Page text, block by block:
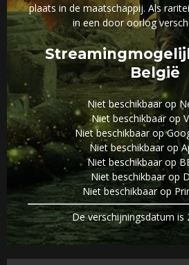
plaats in de maatschappij. Als
in een door oorlog
België
Niet beschikbaar op
Niet beschikbaar op
Niet beschikbaar op
Niet beschikbaar op
Niet beschikbaar op
Niet beschikbaar op
Niet beschikbaar op
De verschijningsdatum is